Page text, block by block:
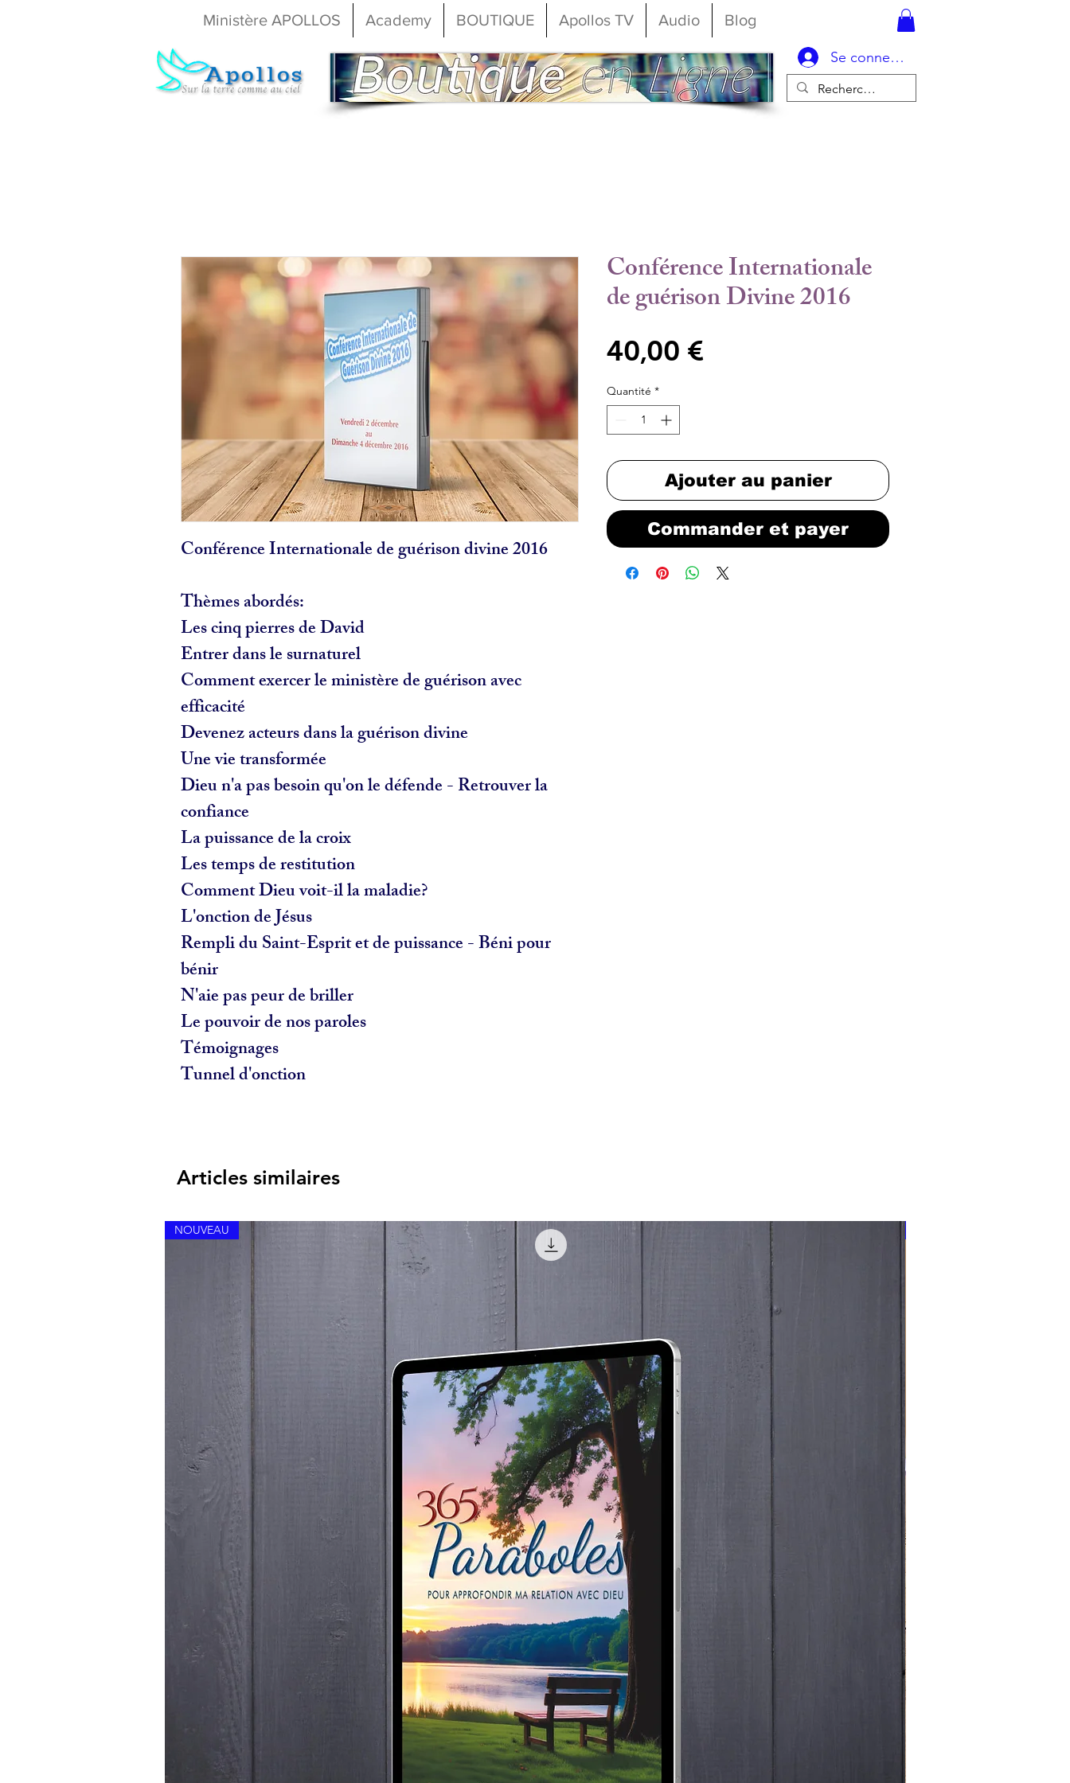
Ministère APOLLOS Academy BOUTIQUE Apollos TV Audio Blog
Se connecter
Conférence Internationale de guérison divine 2016
Thèmes abordés:
Les cinq pierres de David
Entrer dans le surnaturel
Comment exercer le ministère de guérison avec
efficacité
Devenez acteurs dans la guérison divine
Une vie transformée
Dieu n'a pas besoin qu'on le défende - Retrouver la
confiance
La puissance de la croix
Les temps de restitution
Comment Dieu voit-il la maladie?
L'onction de Jésus
Rempli du Saint-Esprit et de puissance - Béni pour
bénir
N'aie pas peur de briller
Le pouvoir de nos paroles
Témoignages
Tunnel d'onction
Conférence Internationale
de guérison Divine 2016
40,00 €
Quantité *
Ajouter au panier
Commander et payer
Articles similaires
NOUVEAU